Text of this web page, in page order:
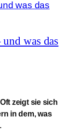
was das
zeigt sie sich
in dem, was